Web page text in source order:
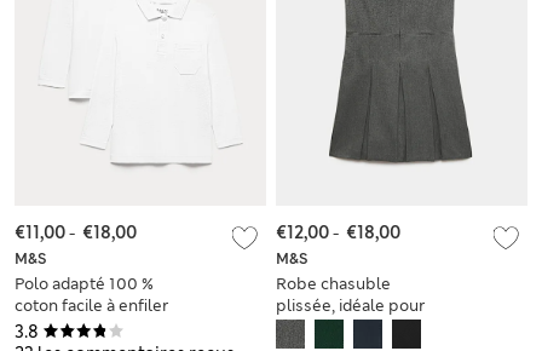
3.8
M&S
Polo adapté 100 %
coton facile à enfiler
doté de la
€11,00- €18,00
M&S
Robe chasuble
plissée, idéale pour
l’école (du 2 au 12
€12,00- €18,00